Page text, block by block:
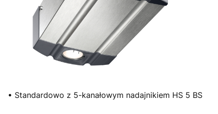
• Standardowo z 5-kanałowym nadajnikiem HS 5 BS